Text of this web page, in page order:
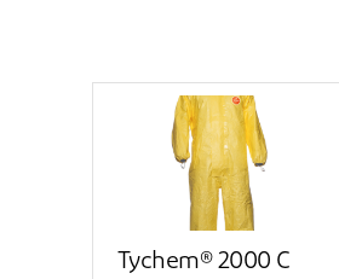
Tychem® 2000 C